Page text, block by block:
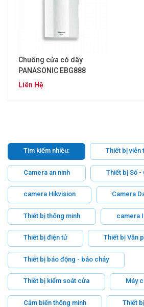
Chuông cửa có dây
PANASONIC EBG888
Liên Hệ
Tìm kiếm nhiều: Thiết bị viễn
Camera an ninh Thiết bị Số -
camera Hikvision Camera
Thiết bị thông minh camera
Thiết bị điện tử Thiết bị Văn
Thiết bị báo động - báo cháy
Thiết bị kiểm soát cửa Máy
Cảm biến thông minh Thiết